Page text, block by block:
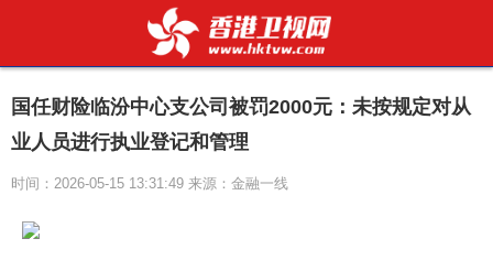
国任财险临汾中心支公司被罚2000元：未按规定对从
业人员进行执业登记和管理
时间：2026-05-15 13:31:49 来源：金融一线